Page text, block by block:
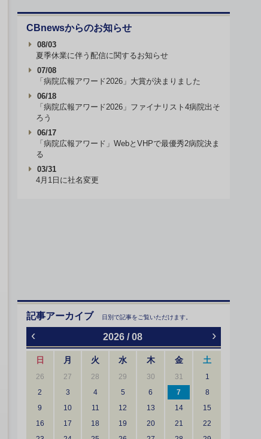
CBnewsからのお知らせ
08/03
夏季休業に伴う配信に関するお知らせ
07/08
「病院広報アワード2026」大賞が決まりました
06/18
「病院広報アワード2026」ファイナリスト4病院出そ
ろう
06/17
「病院広報アワード」WebとVHPで最優秀2病院決ま
る
03/31
4月1日に社名変更
記事アーカイブ 日別で記事をご覧いただけます。
‹ 2026 / 08 ›
日 月 火 水 木 金 土
26 27 28 29 30 31
1
2
3 4 5 6 7
8
9
10 11 12 13 14
15
16
17 18 19 20 21
22